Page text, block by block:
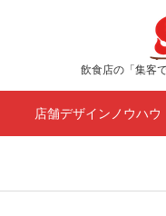
飲食店の「集客
店舗デザインノウハウ